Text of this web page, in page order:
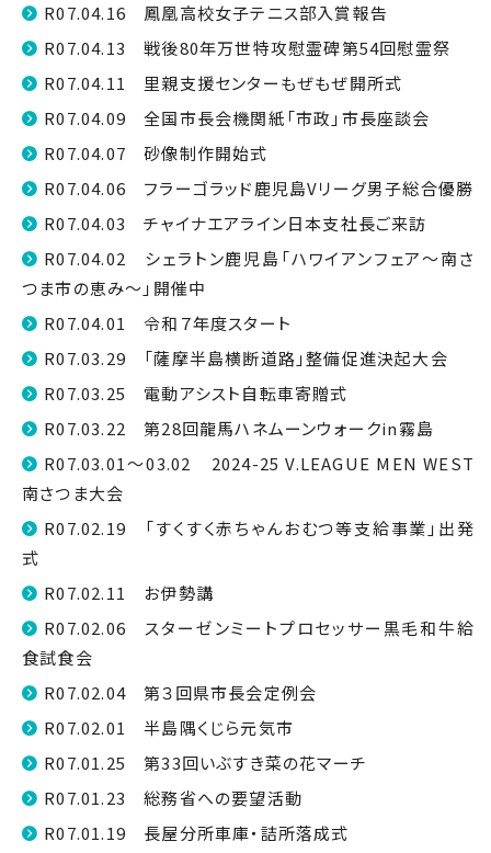
R07.04.16 鳳凰高校女子テニス部入賞報告
R07.04.13 戦後80年万世特攻慰霊碑第54回慰霊祭
R07.04.11 里親支援センターもぜもぜ開所式
R07.04.09 全国市長会機関紙「市政」市長座談会
R07.04.07 砂像制作開始式
R07.04.06 フラーゴラッド鹿児島Vリーグ男子総合優勝
R07.04.03 チャイナエアライン日本支社長ご来訪
R07.04.02 シェラトン鹿児島「ハワイアンフェア〜南さ
つま市の恵み〜」開催中
R07.04.01 令和７年度スタート
R07.03.29 「薩摩半島横断道路」整備促進決起大会
R07.03.25 電動アシスト自転車寄贈式
R07.03.22 第28回龍馬ハネムーンウォークin霧島
R07.03.01～03.02 2024-25 V.LEAGUE MEN WEST
南さつま大会
R07.02.19 「すくすく赤ちゃんおむつ等支給事業」出発
式
R07.02.11 お伊勢講
R07.02.06 スターゼンミートプロセッサー黒毛和牛給
食試食会
R07.02.04 第３回県市長会定例会
R07.02.01 半島隅くじら元気市
R07.01.25 第33回いぶすき菜の花マーチ
R07.01.23 総務省への要望活動
R07.01.19 長屋分所車庫・詰所落成式